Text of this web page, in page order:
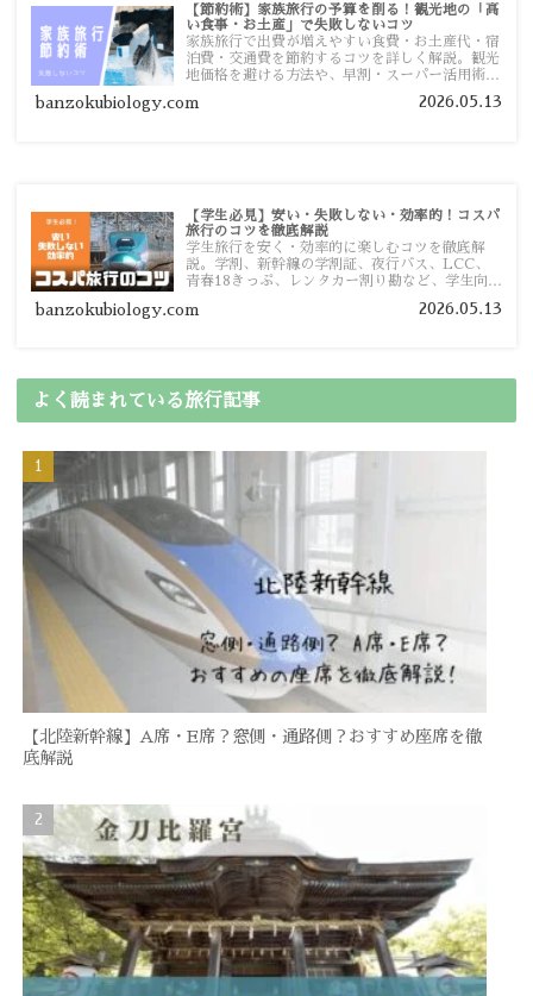
【節約術】家族旅行の予算を削る！観光地の「高
い食事・お土産」で失敗しないコツ
家族旅行で出費が増えやすい食費・お土産代・宿
泊費・交通費を節約するコツを詳しく解説。観光
地価格を避ける方法や、早割・スーパー活用術、
banzokubiology.com 2026.05.13
【学生必見】安い・失敗しない・効率的！コスパ
旅行のコツを徹底解説
学生旅行を安く・効率的に楽しむコツを徹底解
説。学割、新幹線の学割証、夜行バス、LCC、
青春18きっぷ、レンタカー割り勘など、学生向け
banzokubiology.com 2026.05.13
よく読まれている旅行記事
【北陸新幹線】A席・E席？窓側・通路側？おすすめ座席を徹
底解説